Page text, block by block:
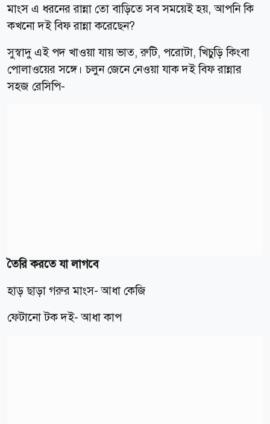
মাংস এ ধরনের রান্না তো বাড়িতে সব সময়েই হয়, আপনি কি
কখনো দই বিফ রান্না করেছেন?
সুস্বাদু এই পদ খাওয়া যায় ভাত, রুটি, পরোটা, খিচুড়ি কিংবা
পোলাওয়ের সঙ্গে। চলুন জেনে নেওয়া যাক দই বিফ রান্নার
সহজ রেসিপি-
তৈরি করতে যা লাগবে
হাড় ছাড়া গরুর মাংস- আধা কেজি
ফেটানো টক দই- আধা কাপ